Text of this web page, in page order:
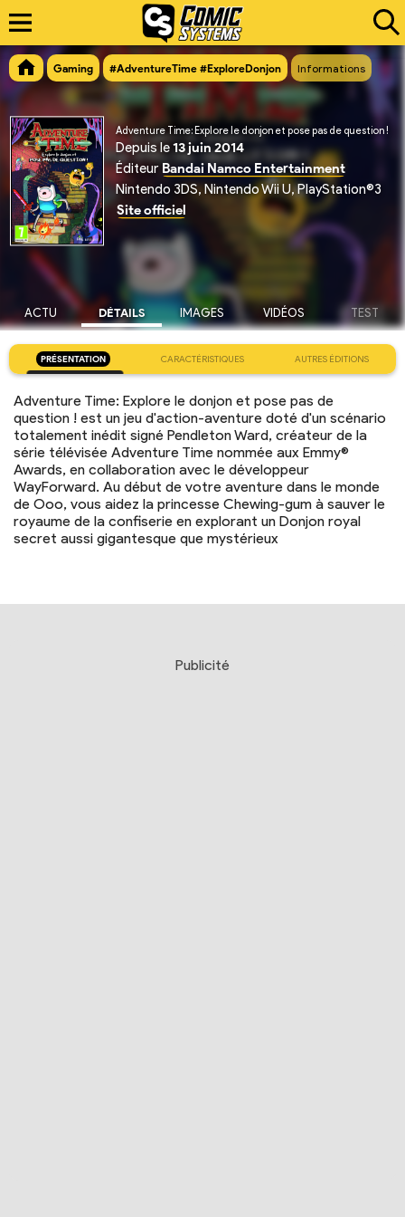
Gaming #AdventureTime #ExploreDonjon Informations
Adventure Time: Explore le donjon et pose pas de question !
Depuis le13 juin 2014
Éditeur Bandai Namco Entertainment
Nintendo 3DS, Nintendo Wii U, PlayStation®3
Site officiel
ACTU DÉTAILS IMAGES VIDÉOS TEST
PRÉSENTATION CARACTÉRISTIQUES AUTRES ÉDITIONS
Adventure Time: Explore le donjon et pose pas de
question ! est un jeu d'action-aventure doté d'un scénario
totalement inédit signé Pendleton Ward, créateur de la
série télévisée Adventure Time nommée aux Emmy®
Awards, en collaboration avec le développeur
WayForward. Au début de votre aventure dans le monde
de Ooo, vous aidez la princesse Chewing-gum à sauver le
royaume de la confiserie en explorant un Donjon royal
secret aussi gigantesque que mystérieux
Publicité